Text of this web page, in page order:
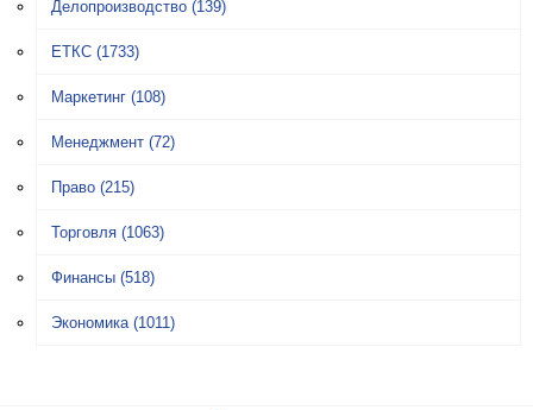
Делопроизводство (139)
ЕТКС (1733)
Маркетинг (108)
Менеджмент (72)
Право (215)
Торговля (1063)
Финансы (518)
Экономика (1011)